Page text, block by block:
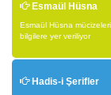
Esmaül Hüsna
Esmaül Hüsna
bilgilere yer veriliyor
Hadis-i Şerifler